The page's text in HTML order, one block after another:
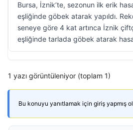
Bursa, İznik’te, sezonun ilk erik
eşliğinde göbek atarak yapıldı.
seneye göre 4 kat artınca İznik
eşliğinde tarlada göbek atarak
1 yazı görüntüleniyor (toplam 1)
Bu konuyu yanıtlamak için giriş yapmış